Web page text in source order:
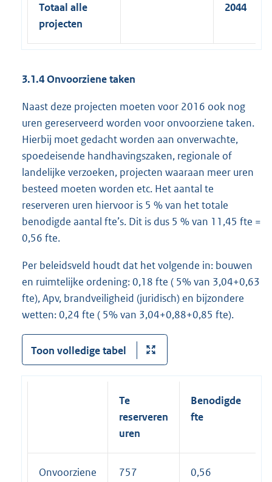
Totaal alle
projecten
2044
3.1.4 Onvoorziene taken
Naast deze projecten moeten voor 2016 ook nog
uren gereserveerd worden voor onvoorziene taken.
Hierbij moet gedacht worden aan onverwachte,
spoedeisende handhavingszaken, regionale of
landelijke verzoeken, projecten waaraan meer uren
besteed moeten worden etc. Het aantal te
reserveren uren hiervoor is 5 % van het totale
benodigde aantal fte’s. Dit is dus 5 % van 11,45 fte =
0,56 fte.
Per beleidsveld houdt dat het volgende in: bouwen
en ruimtelijke ordening: 0,18 fte ( 5% van 3,04+0,63
fte), Apv, brandveiligheid (juridisch) en bijzondere
wetten: 0,24 fte ( 5% van 3,04+0,88+0,85 fte).
Toon volledige tabel
Te
reserveren
uren
Benodigde
fte
Onvoorziene
757 0,56